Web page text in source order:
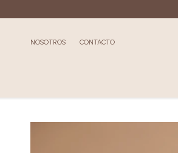
NOSOTROS CONTACTO